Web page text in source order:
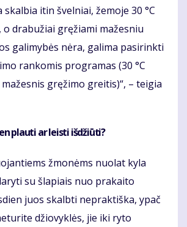
itin švelniai, žemoje 30 °C
drabužiai gręžiami mažesniu
galimybės nėra, galima pasirinkti
rankomis programas (30 °C
gręžimo greitis)“, – teigia
plauti ar leisti išdžiūti?
žmonėms nuolat kyla
su šlapiais nuo prakaito
juos skalbti nepraktiška, ypač
džiovyklės, jie iki ryto